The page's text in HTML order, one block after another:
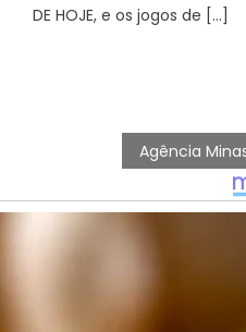
DE HOJE, e os jogos de […]